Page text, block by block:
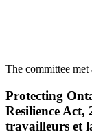
The committee
Protecting
Resilience
travailleurs et